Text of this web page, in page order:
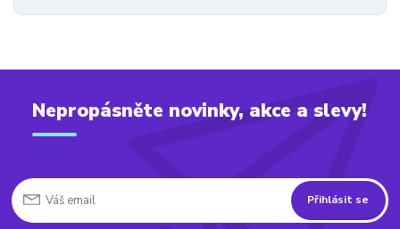
Nepropásněte novinky, akce a slevy!
Přihlásit se